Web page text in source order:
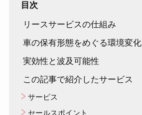
目次
リースサービスの仕組み
車の保有形態をめぐる環境変化
実効性と波及可能性
この記事で紹介したサービス
サービス
セールスポイント